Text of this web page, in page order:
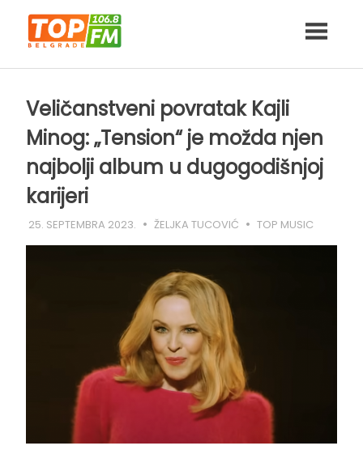
content
Veličanstveni povratak Kajli
Minog: „Tension“ je možda njen
najbolji album u dugogodišnjoj
karijeri
25. SEPTEMBRA 2023. ŽELJKA TUCOVIĆ TOP MUSIC